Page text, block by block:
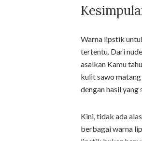
Warna lipstik
tertentu. Dari
asalkan Kamu
kulit sawo
dengan hasil yang
Kini, tidak ada
berbagai warna